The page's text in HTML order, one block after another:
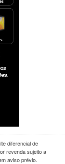
diferencial de
revenda sujeito a
aviso prévio.